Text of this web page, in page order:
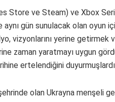
Store ve Steam) ve Xbox
aynı gün sunulacak olan oyun
vizyonlarını yerine
zaman yaratmayı uygun
ertelendiğini
olan Ukrayna menşeli